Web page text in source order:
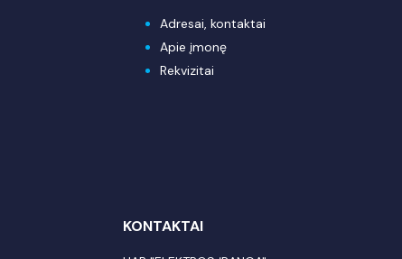
Adresai, kontaktai
Apie įmonę
Rekvizitai
KONTAKTAI